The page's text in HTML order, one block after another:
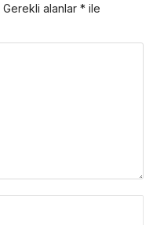
Gerekli alanlar * ile